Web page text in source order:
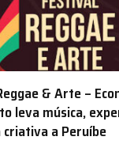
& Arte –
leva música,
criativa a Peruíbe